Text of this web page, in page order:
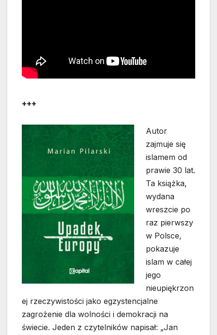
+++
Autor
zajmuje się
islamem od
prawie 30 lat.
Ta książka,
wydana
wreszcie po
raz pierwszy
w Polsce,
pokazuje
islam w całej
jego
nieupiękrzon
ej rzeczywistości jako egzystencjalne
zagrożenie dla wolności i demokracji na
świecie. Jeden z czytelników napisał: „Jan